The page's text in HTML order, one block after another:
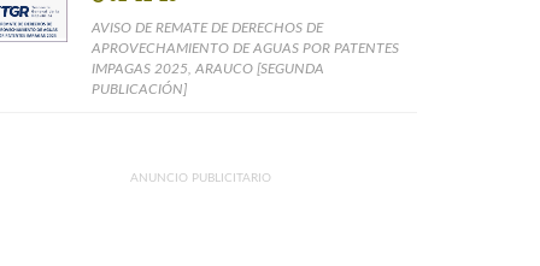
AVISO DE REMATE DE DERECHOS DE
APROVECHAMIENTO DE AGUAS POR PATENTES
IMPAGAS 2025, ARAUCO [SEGUNDA
PUBLICACIÓN]
ANUNCIO PUBLICITARIO